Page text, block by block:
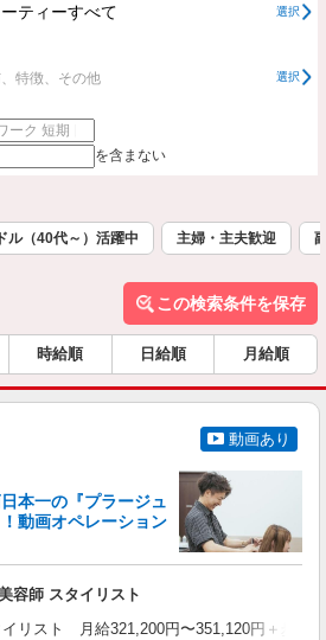
ティーすべて 選択
特徴、その他 選択
を含まない
ル（40代～）活躍中 主婦・主夫歓迎
この検索条件を保存
時給順 日給順 月給順
動画あり
本一の『プラージュ
動画オペレーション
容師 スタイリスト
リスト 月給321,200円〜351,120円＋歩